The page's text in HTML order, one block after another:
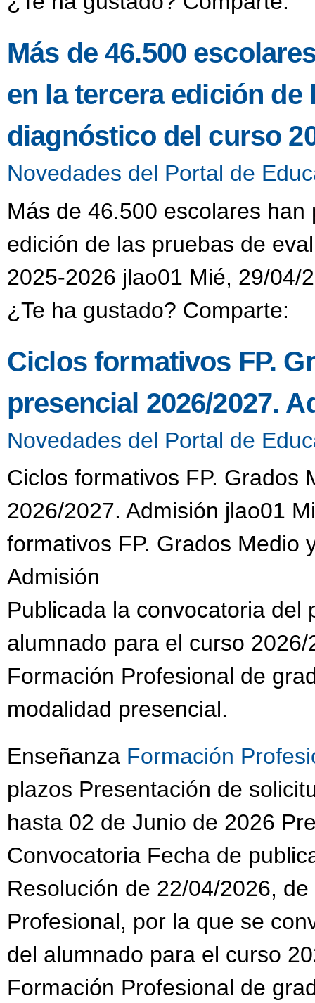
Más de 46.500
en la tercera edición
diagnóstico del curso
Novedades del Portal de
Más de 46.500 escolares
edición de las pruebas de
2025-2026 jlao01 Mié, 29/04/
¿Te ha gustado? Comparte:
Ciclos formativos FP.
presencial 2026/2027.
Novedades del Portal de
Ciclos formativos FP. Grados
2026/2027. Admisión jlao01
formativos FP. Grados Medio
Admisión
Publicada la convocatoria del
alumnado para el curso
Formación Profesional de
modalidad presencial.
Enseñanza Formación
plazos Presentación de
hasta 02 de Junio de 2026
Convocatoria Fecha de
Resolución de 22/04/2026,
Profesional, por la que se
del alumnado para el curso
Formación Profesional de